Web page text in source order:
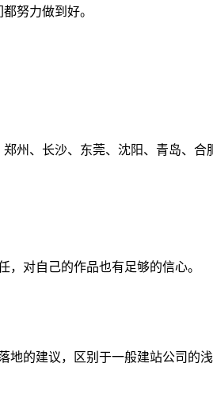
努力做到好。
州、长沙、东莞、沈阳、青岛、合
对自己的作品也有足够的信心。
地的建议，区别于一般建站公司的